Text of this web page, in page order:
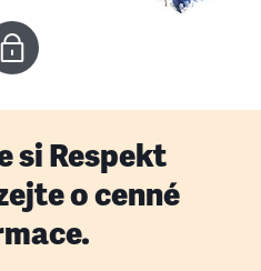
si Respekt
o cenné